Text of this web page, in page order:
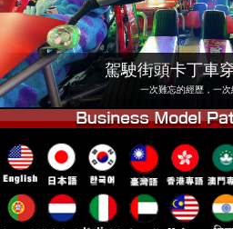
東京秋葉原#2
東京澀谷附屬
東京淺草
沖繩
駕駛街頭卡丁車
一次難忘的經歷，一